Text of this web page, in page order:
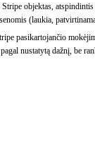
Stripe objektas,
(laukia,
pasikartojančio
nustatytą dažnį, be